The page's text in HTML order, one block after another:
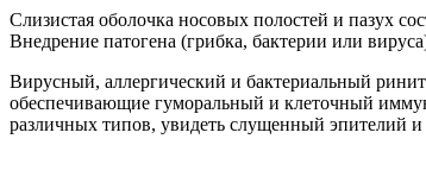
Слизистая оболочка носовых полостей и пазух
Внедрение патогена (грибка, бактерии или
Вирусный, аллергический и бактериальный
обеспечивающие гуморальный и клеточный
различных типов, увидеть слущенный эпителий